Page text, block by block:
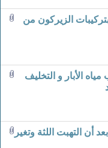
الزيركون من
الأبار و التخليف
أن التهبت اللثة وتغير